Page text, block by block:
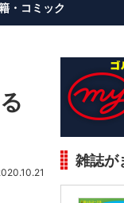
・コミック
雑誌が